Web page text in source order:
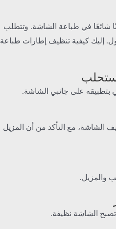
شائعًا في طباعة الشاشة. وتتطلب
إليك كيفية تنظيف إطارات طباعة
على جانبي الشاشة.
الشاشة، مع التأكد من أن المزيل
والمزيل.
تصبح الشاشة نظيفة.